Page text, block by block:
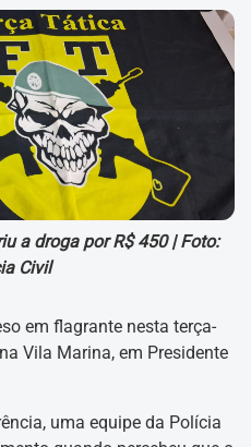
a droga por R$ 450 | Foto:
Civil
em flagrante nesta terça-
Vila Marina, em Presidente
uma equipe da Polícia